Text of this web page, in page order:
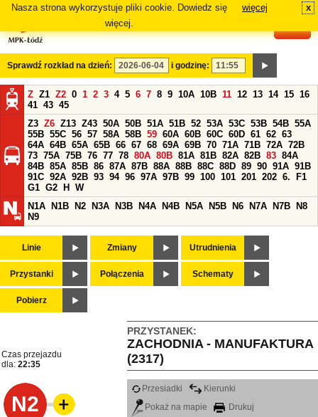
Nasza strona wykorzystuje pliki cookie. Dowiedz się
więcej.
więcej x
Sprawdź rozkład na dzień: i godzinę:
Z Z1 Z2 0 1 2 3 4 5 6 7 8 9 10A 10B 11 12 13 14 15 16
41 43 45
Z3 Z6 Z13 Z43 50A 50B 51A 51B 52 53A 53C 53B 54B 55A
55B 55C 56 57 58A 58B 59 60A 60B 60C 60D 61 62 63
64A 64B 65A 65B 66 67 68 69A 69B 70 71A 71B 72A 72B
73 75A 75B 76 77 78 80A 80B 81A 81B 82A 82B 83 84A
84B 85A 85B 86 87A 87B 88A 88B 88C 88D 89 90 91A 91B
91C 92A 92B 93 94 96 97A 97B 99 100 101 201 202 6.
F1
G1 G2 H
W
N1A
N1B N2 N3A N3B N4A N4B N5A N5B N6 N7A N7B
N8
N9
Linie Zmiany Utrudnienia
Przystanki Połączenia Schematy
Pobierz
PRZYSTANEK:
ZACHODNIA - MANUFAKTURA
(2317)
Czas przejazdu
dla: 22:35
N2
Przesiadki
Kierunki
Pokaż na mapie
Drukuj